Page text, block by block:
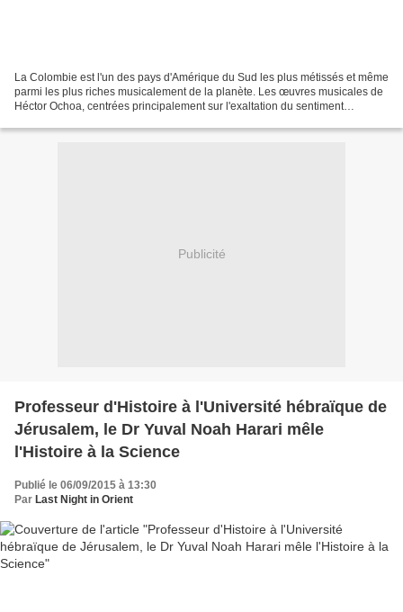
La Colombie est l'un des pays d'Amérique du Sud les plus métissés et même
parmi les plus riches musicalement de la planète. Les œuvres musicales de
Héctor Ochoa, centrées principalement sur l'exaltation du sentiment
Publicité
Professeur d'Histoire à l'Université hébraïque de
Jérusalem, le Dr Yuval Noah Harari mêle
l'Histoire à la Science
Publié le 06/09/2015 à 13:30
Par Last Night in Orient